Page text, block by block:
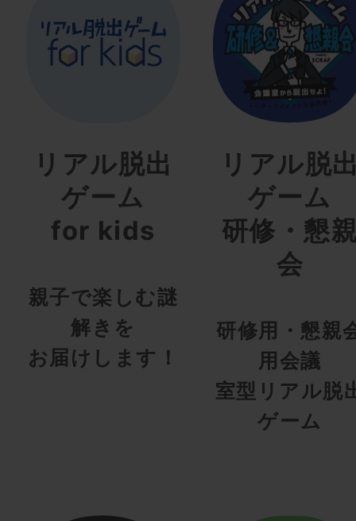
リアル脱出
ゲーム
for kids
親子で楽しむ謎
解きを
お届けします！
リアル脱
ゲーム
研修・懇
会
研修用・懇親
用会議
室型リアル脱
ゲーム